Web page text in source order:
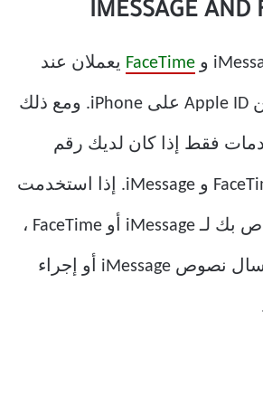
FaceTime يعملان عند
تسجيل الخروج من Apple ID على iPhone. ومع ذلك
فقط إذا كان لديك رقم
هاتف متصل بـ FaceTime و iMessage. إذا استخدمت
معرف Apple الخاص بك لـ iMessage أو FaceTime ،
فلن تتمكن من إرسال نصوص iMessage أو إجراء